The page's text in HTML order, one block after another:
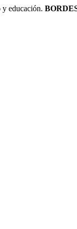
educación.